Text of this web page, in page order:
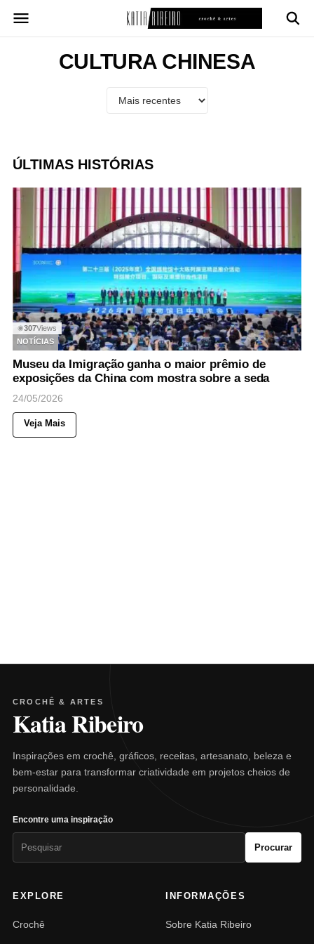
para
CULTURA CHINESA
ÚLTIMAS HISTÓRIAS
◉307Views
NOTÍCIAS
Museu da Imigração ganha o maior prêmio de
exposições da China com mostra sobre a seda
24/05/2026
Veja Mais
CROCHÊ & ARTES
Katia Ribeiro
Inspirações em crochê, gráficos, receitas, artesanato, beleza e
bem-estar para transformar criatividade em projetos cheios de
personalidade.
Encontre uma inspiração
Procurar
EXPLORE
Crochê
INFORMAÇÕES
Sobre Katia Ribeiro